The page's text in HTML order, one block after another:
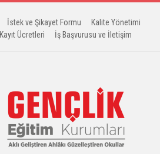
İstek ve Şikayet Formu
Kalite Yönetimi
Kayıt Ücretleri İş Başvurusu ve İletişim